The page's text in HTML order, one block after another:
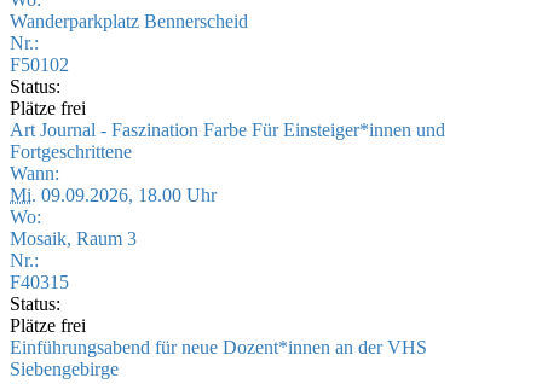
Wanderparkplatz Bennerscheid
Nr.:
F50102
Status:
Plätze frei
Art Journal - Faszination Farbe Für Einsteiger*innen und
Fortgeschrittene
Wann:
Mi. 09.09.2026, 18.00 Uhr
Wo:
Mosaik, Raum 3
Nr.:
F40315
Status:
Plätze frei
Einführungsabend für neue Dozent*innen an der VHS
Siebengebirge